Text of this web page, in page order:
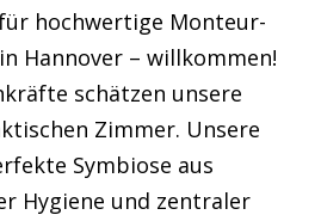
hochwertige Monteur-
Hannover – willkommen!
schätzen unsere
Zimmer. Unsere
Symbiose aus
Hygiene und zentraler